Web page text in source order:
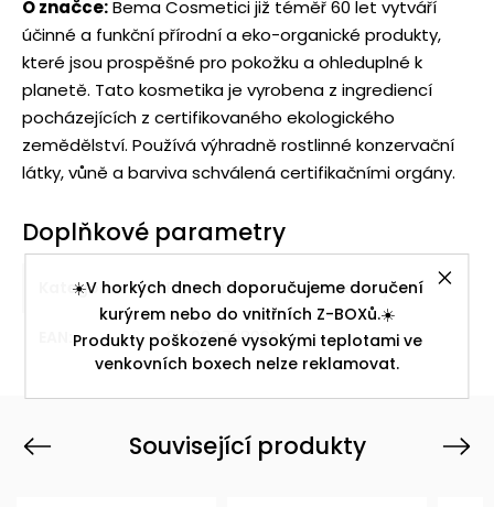
☀️V horkých dnech doporučujeme doručení
kurýrem nebo do vnitřních Z-BOXů.☀️
Produkty poškozené vysokými teplotami ve
venkovních boxech nelze reklamovat.
O značce:Bema Cosmetici již téměř 60 let vytváří
účinné a funkční přírodní a eko-organické produkty,
které jsou prospěšné pro pokožku a ohleduplné k
planetě. Tato kosmetika je vyrobena z ingrediencí
pocházejících z certifikovaného ekologického
zemědělství. Používá výhradně rostlinné konzervační
látky, vůně a barviva schválená certifikačními orgány.
Doplňkové parametry
Kategorie: Přírodní denní pleťové krémy
8010047118066
Související produkty
Previous Next